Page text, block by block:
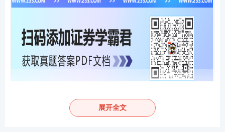
考后完整版真题发布>>展开全文